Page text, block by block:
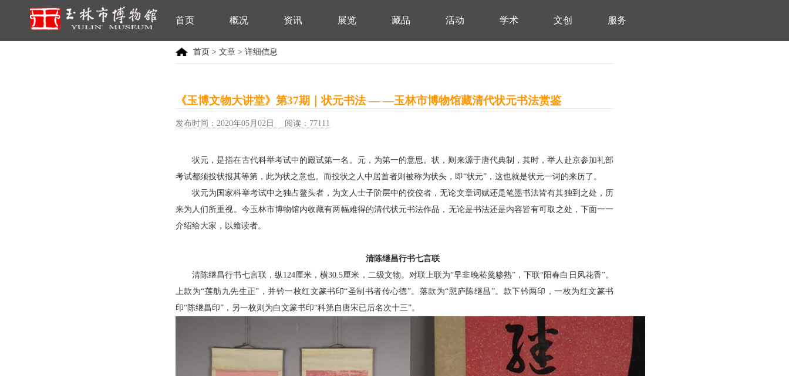
首页 概况 资讯 展览 藏品 活动 学术 文创 服务
首页 >文章 > 详细信息
《玉博文物大讲堂》第37期｜状元书法 — —玉林市博物馆藏清代状元书法赏鉴
发布时间：2020年05月02日 阅读：77111
状元，是指在古代科举考试中的殿试第一名。元，为第一的意思。状，则来源于唐代典制，其时，举人赴京参加礼部
考试都须投状报其等第，此为状之意也。而投状之人中居首者则被称为状头，即“状元”，这也就是状元一词的来历了。
状元为国家科举考试中之独占鳌头者，为文人士子阶层中的佼佼者，无论文章词赋还是笔墨书法皆有其独到之处，历
来为人们所重视。今玉林市博物馆内收藏有两幅难得的清代状元书法作品，无论是书法还是内容皆有可取之处，下面一一
介绍给大家，以飨读者。
清陈继昌行书七言联
清陈继昌行书七言联，纵124厘米，横30.5厘米，二级文物。对联上联为“早韭晚菘羹糁熟”，下联“阳春白日风花香”。
上款为“莲舫九先生正”，并钤一枚红文篆书印“圣制书者传心德”。落款为“憇庐陈继昌”。款下钤两印，一枚为红文篆书
印“陈继昌印”，另一枚则为白文篆书印“科第自唐宋已后名次十三”。